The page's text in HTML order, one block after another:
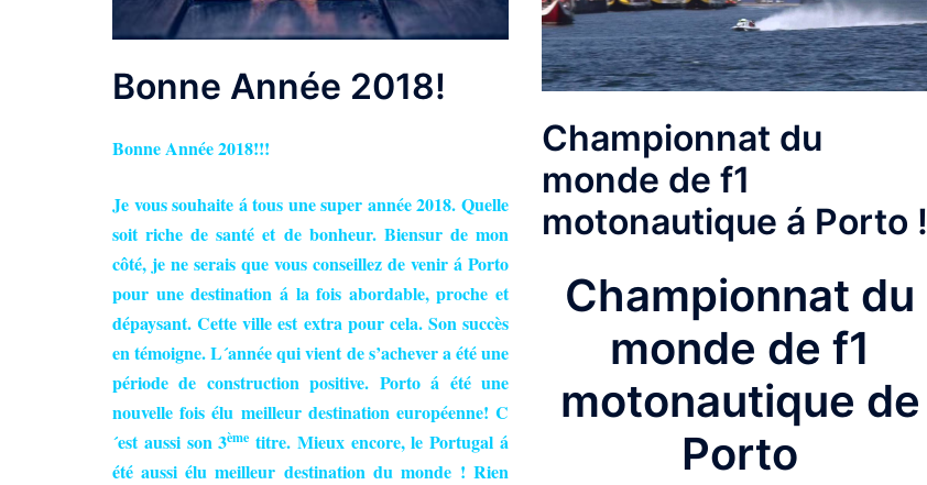
Bonne Année 2018!
Bonne Année 2018!!!
Je vous souhaite á tous une super année 2018. Quelle
soit riche de santé et de bonheur. Biensur de mon
côté, je ne serais que vous conseillez de venir á Porto
pour une destination á la fois abordable, proche et
dépaysant. Cette ville est extra pour cela. Son succès
en témoigne. L´année qui vient de s’achever a été une
période de construction positive. Porto á été une
nouvelle fois élu meilleur destination européenne! C
´est aussi son 3ème titre. Mieux encore, le Portugal á
été aussi élu meilleur destination du monde ! Rien
Championnat du
monde de f1
motonautique á Porto !
Championnat du
monde de f1
motonautique de
Porto